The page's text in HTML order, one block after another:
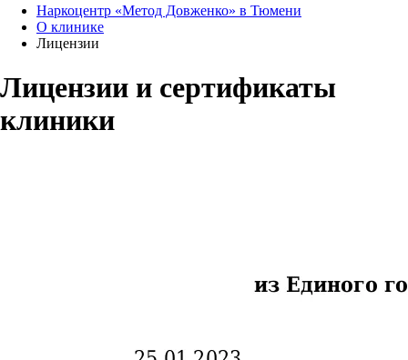
Наркоцентр «Метод Довженко» в Тюмени
О клинике
Лицензии
Лицензии и сертификаты
клиники